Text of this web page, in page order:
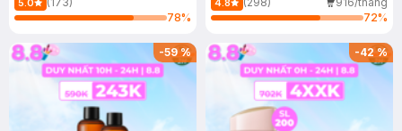
5.0
78%
4.8
72%
-59% -42%